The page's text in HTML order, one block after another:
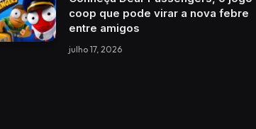
coop que pode virar a nova febre
entre amigos
julho 17, 2026